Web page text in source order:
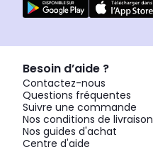
Besoin d’aide ?
Contactez-nous
Questions fréquentes
Suivre une commande
Nos conditions de livraison
Nos guides d'achat
Centre d'aide